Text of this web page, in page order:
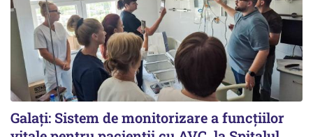
Galați: Sistem de monitorizare a funcțiilor